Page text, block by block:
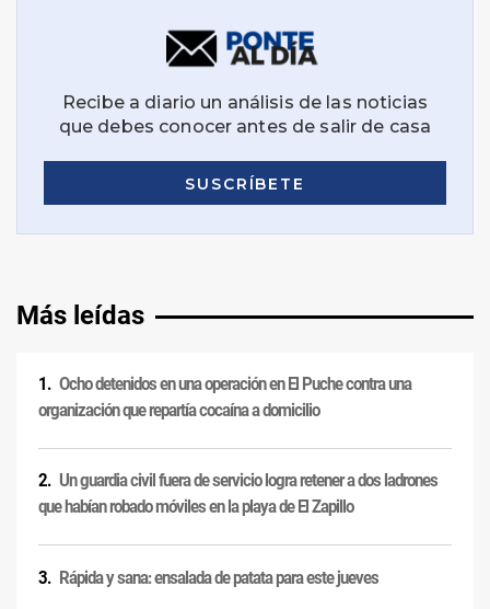
Más leídas
Ocho detenidos en una operación en El Puche contra una
organización que repartía cocaína a domicilio
Un guardia civil fuera de servicio logra retener a dos ladrones
que habían robado móviles en la playa de El Zapillo
Rápida y sana: ensalada de patata para este jueves